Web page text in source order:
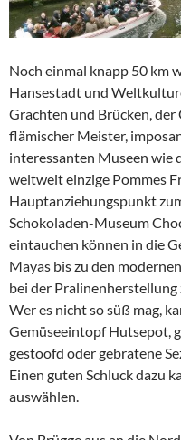
Noch einmal knapp 50 km
Hansestadt und
Grachten und Brücken,
flämischer Meister,
interessanten Museen wie
weltweit einzige Pommes
Hauptanziehungspunkt
Schokoladen-Museum
eintauchen können in die
Mayas bis zu den
bei der Pralinenherstellung
Wer es nicht so süß mag,
Gemüseeintopf Hutsepot,
gestoofd oder gebratene
Einen guten Schluck dazu
auswählen.